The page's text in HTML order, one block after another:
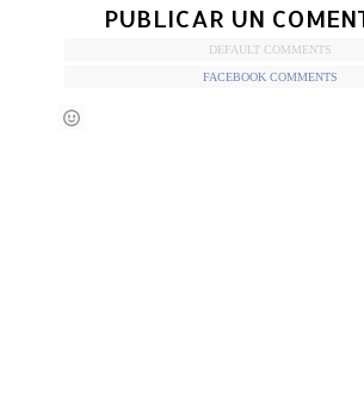
PUBLICAR UN
DEFAULT COMMENTS
FACEBOOK COMMENTS